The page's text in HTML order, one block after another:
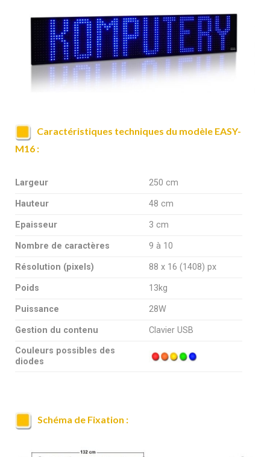
Caractéristiques techniques du modèle EASY-
M16 :
Largeur 250 cm
Hauteur 48 cm
Epaisseur 3 cm
Nombre de caractères 9 à 10
Résolution (pixels) 88 x 16 (1408) px
Poids 13kg
Puissance 28W
Gestion du contenu
Clavier USB
Couleurs possibles des
diodes
Schéma de Fixation :